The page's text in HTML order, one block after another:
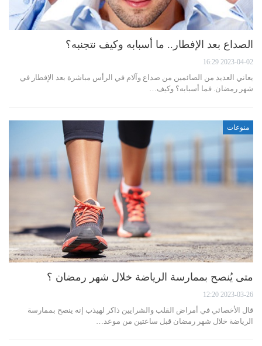
الصداع بعد الإفطار.. ما أسبابه وكيف نتجنبه؟
2023-04-02 16:29
يعاني العديد من الصائمين من صداع وآلام في الرأس مباشرة بعد الإفطار في
شهر رمضان. فما أسبابه؟ وكيف…
منوعات
متى يُنصح بممارسة الرياضة خلال شهر رمضان ؟
2023-03-26 12:20
قال الأخصائي في أمراض القلب والشرايين ذاكر لهيذب إنه ينصح بممارسة
الرياضة خلال شهر رمضان قبل ساعتين من موعد…